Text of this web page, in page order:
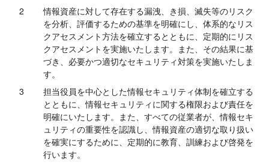
2
情報資産に対して存在する漏洩、き損、滅失等のリスク
を分析、評価するための基準を明確にし、体系的なリス
クアセスメント方法を確立するとともに、定期的にリス
クアセスメントを実施いたします。また、その結果に基
づき、必要かつ適切なセキュリティ対策を実施いたしま
す。
3
担当役員を中心とした情報セキュリティ体制を確立する
とともに、情報セキュリティに関する権限および責任を
明確にいたします。また、すべての従業者が、情報セキ
ュリティの重要性を認識し、情報資産の適切な取り扱い
を確実にするために、定期的に教育、訓練および啓発を
行います。